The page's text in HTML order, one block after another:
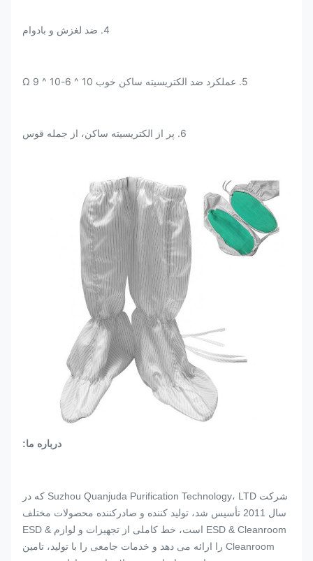
4. ضد لغزش و بادوام
5. عملکرد ضد الکتریسیته ساکن خوب 10 ^ 6-10 ^ 9 Ω
6. پر از الکتریسیته ساکن، از جمله قوس
درباره ما:
شرکت Suzhou Quanjuda Purification Technology، LTD که در
سال 2011 تأسیس شد، تولید کننده و صادرکننده محصولات مختلف
ESD & Cleanroom است، خط کاملی از تجهیزات و لوازم ESD &
Cleanroom را ارائه می دهد و خدمات جامعی را با تولید، تامین